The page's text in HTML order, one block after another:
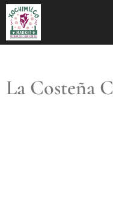
La Costeña